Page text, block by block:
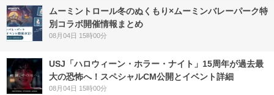
ムーミントロール冬のぬくもり×ムーミンバレーパーク特
別コラボ開催情報まとめ
08月04日 15時00分
USJ「ハロウィーン・ホラー・ナイト」15周年が過去最
大の恐怖へ！スペシャルCM公開とイベント詳細
08月04日 15時00分